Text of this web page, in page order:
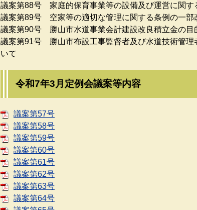
議案第88号 家庭的保育事業等の設備及び運営に関す
議案第89号 空家等の適切な管理に関する条例の一部
議案第90号 勝山市水道事業会計建設改良積立金の目
議案第91号 勝山市布設工事監督者及び水道技術管理
いて
令和7年3月定例会議案等内容
議案第57号
議案第58号
議案第59号
議案第60号
議案第61号
議案第62号
議案第63号
議案第64号